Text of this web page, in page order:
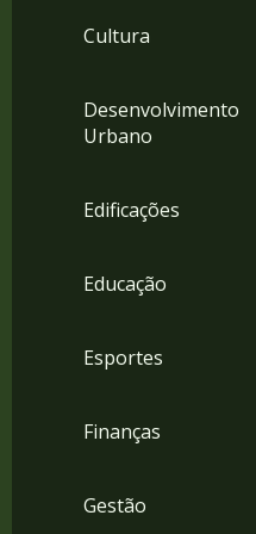
Cultura
Desenvolvimento
Urbano
Edificações
Educação
Esportes
Finanças
Gestão